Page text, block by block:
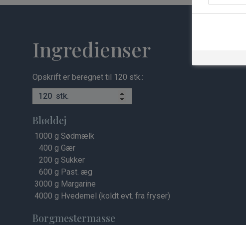
Ingredienser
Opskrift er beregnet til 120 stk.:
stk.
Bløddej
1000 g Sødmælk
400 g Gær
200 g Sukker
600 g Past. æg
3000 g Margarine
4000 g Hvedemel (koldt evt. fra fryser)
Borgmestermasse